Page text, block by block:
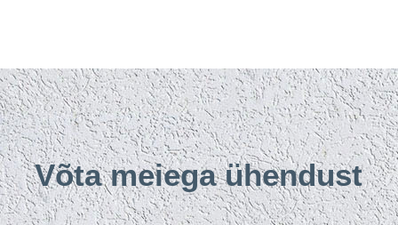
Võta meiega ühendust